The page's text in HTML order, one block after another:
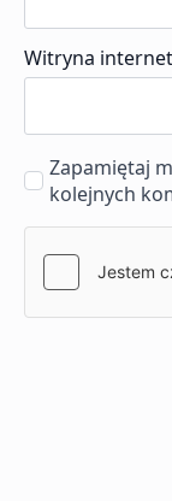
Witryna
Zapamiętaj
kolejnych